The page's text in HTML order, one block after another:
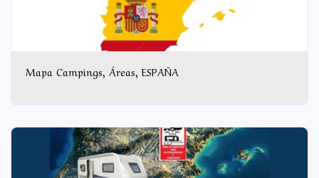
Mapa Campings, Áreas, ESPAÑA